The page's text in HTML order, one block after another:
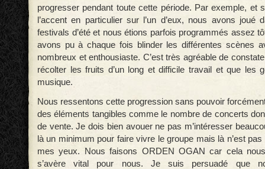
progresser pendant toute cette période. Par exemple, et
l’accent en particulier sur l’un d’eux, nous avons joué
festivals d’été et nous étions parfois programmés assez
avons pu à chaque fois blinder les différentes scènes
nombreux et enthousiaste. C’est très agréable de
récolter les fruits d’un long et difficile travail et que les
musique.
Nous ressentons cette progression sans pouvoir
des éléments tangibles comme le nombre de concerts
de vente. Je dois bien avouer ne pas m’intéresser
là un minimum pour faire vivre le groupe mais là n’est
mes yeux. Nous faisons ORDEN OGAN car cela
s’avère vital pour nous. Je suis persuadé que